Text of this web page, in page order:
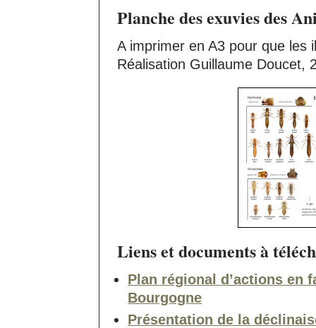
Planche des exuvies des
A imprimer en A3 pour que les
Réalisation Guillaume Doucet,
Liens et documents à
Plan régional d’actions en
Bourgogne
Présentation de la